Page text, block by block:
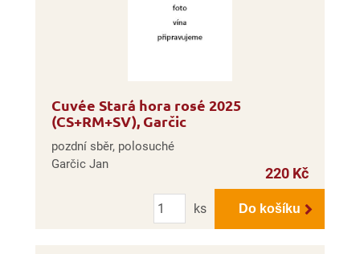
Cuvée Stará hora rosé 2025
(CS+RM+SV), Garčic
pozdní sběr, polosuché
Garčic Jan
220 Kč
Počet
ks
Do košíku